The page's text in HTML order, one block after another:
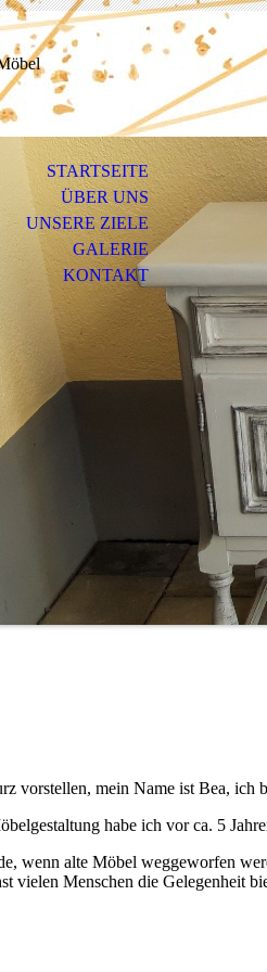
STARTSEITE
ÜBER UNS
UNSERE ZIELE
GALERIE
KONTAKT
vorstellen, mein Name ist Bea, ich
habe ich vor ca. 5
wenn alte Möbel weggeworfen
vielen Menschen die Gelegenheit